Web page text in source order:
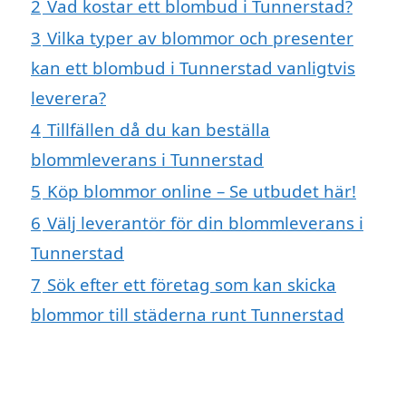
2 Vad kostar ett blombud i Tunnerstad?
3 Vilka typer av blommor och presenter
kan ett blombud i Tunnerstad vanligtvis
leverera?
4 Tillfällen då du kan beställa
blommleverans i Tunnerstad
5 Köp blommor online – Se utbudet här!
6 Välj leverantör för din blommleverans i
Tunnerstad
7 Sök efter ett företag som kan skicka
blommor till städerna runt Tunnerstad